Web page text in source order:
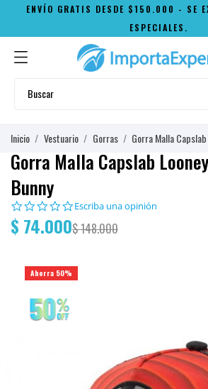
ENVÍO GRATIS DESDE $150.000 - SE
ESPECIALES.
Inicio Vestuario Gorras Gorra Malla
Gorra Malla Capslab
Bunny
0.0
rating
Escriba una opinión
$ 74.000$ 148.000
Ahorra 50%